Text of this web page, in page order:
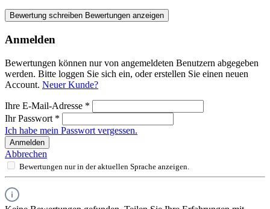
Bewertung schreiben Bewertungen anzeigen
Anmelden
Bewertungen können nur von angemeldeten Benutzern abgegeben
werden. Bitte loggen Sie sich ein, oder erstellen Sie einen neuen
Account. Neuer Kunde?
Ihre E-Mail-Adresse *
Ihr Passwort *
Ich habe mein Passwort vergessen.
Anmelden
Abbrechen
Bewertungen nur in der aktuellen Sprache anzeigen.